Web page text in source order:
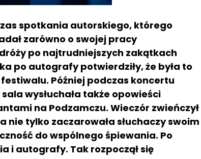
spotkania autorskiego, którego
zarówno o swojej pracy
po najtrudniejszych zakątkach
po autografy potwierdziły, że była to
Później podczas koncertu
wysłuchała także opowieści
na Podzamczu. Wieczór zwieńczył
tylko zaczarowała słuchaczy swoim
do wspólnego śpiewania. Po
i autografy. Tak rozpoczął się